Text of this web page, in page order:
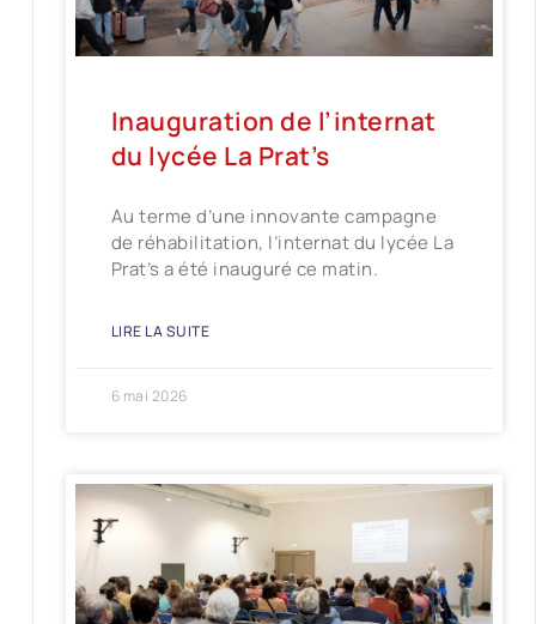
Inauguration de l’internat
du lycée La Prat’s
Au terme d’une innovante campagne
de réhabilitation, l’internat du lycée La
Prat’s a été inauguré ce matin.
LIRE LA SUITE
6 mai 2026